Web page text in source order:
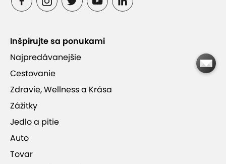
Balíčky sú vhodné pre začiatočníkov aj
Strieľate z revolverov, pištolí a samopalov
podľa zvoleného balíčka
Inšpirujte sa ponukami
Najpredávanejšie
Cestovanie
Zdravie, Wellness a Krása
Zážitky
Jedlo a pitie
Auto
Tovar